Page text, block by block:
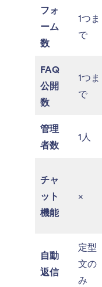
フォ
ーム
数
1つま
で
FAQ
公開
数
1つま
で
管理
者数
1人
チャ
ット
機能
×
自動
返信
定型
文の
み